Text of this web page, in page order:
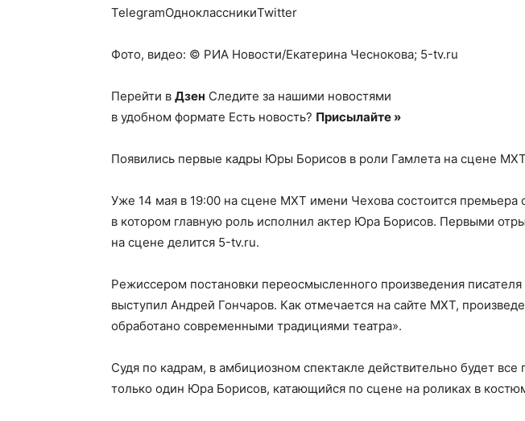
TelegramОдноклассникиTwitter
Фото, видео: © РИА Новости/Екатерина Чеснокова; 5-tv.ru
Перейти в Дзен Следите за нашими новостями
в удобном формате Есть новость? Присылайте »
Появились первые кадры Юры Борисов в роли Гамлета на сцене
Уже 14 мая в 19:00 на сцене МХТ имени Чехова состоится премьера
в котором главную роль исполнил актер Юра Борисов. Первыми
на сцене делится 5-tv.ru.
Режиссером постановки переосмысленного произведения
выступил Андрей Гончаров. Как отмечается на сайте МХТ,
обработано современными традициями театра».
Судя по кадрам, в амбициозном спектакле действительно будет
только один Юра Борисов, катающийся по сцене на роликах в